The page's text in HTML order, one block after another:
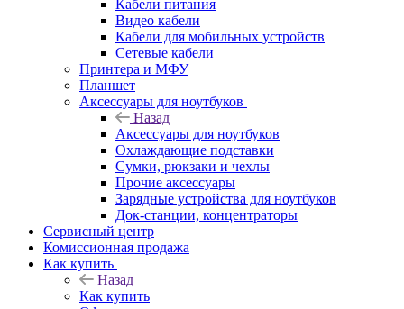
Кабели питания
Видео кабели
Кабели для мобильных устройств
Сетевые кабели
Принтера и МФУ
Планшет
Аксессуары для ноутбуков
Назад
Аксессуары для ноутбуков
Охлаждающие подставки
Сумки, рюкзаки и чехлы
Прочие аксессуары
Зарядные устройства для ноутбуков
Док-станции, концентраторы
Сервисный центр
Комиссионная продажа
Как купить
Назад
Как купить